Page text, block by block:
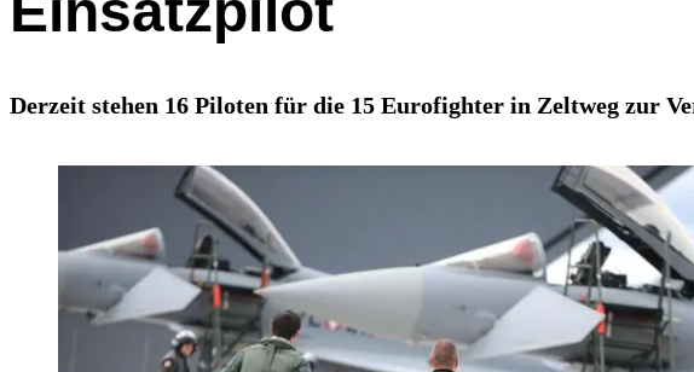
Derzeit stehen 16 Piloten für die 15 Eurofighter in Zeltweg zur